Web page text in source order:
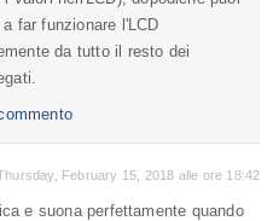
far funzionare l'LCD
da tutto il resto dei
February 15, 2018 alle ore 18:42
e suona perfettamente quando